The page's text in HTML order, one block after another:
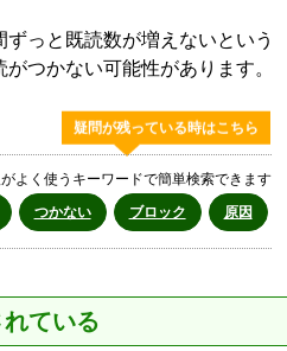
っと既読数が増えないという
つかない可能性があります。
疑問が残っている時はこちら
よく使うキーワードで簡単検索できます
つかない ブロック 原因
ている